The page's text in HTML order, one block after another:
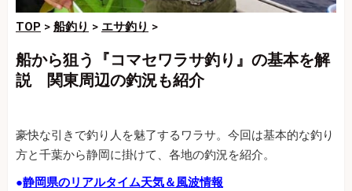
TOP > 船釣り > エサ釣り >
船から狙う『コマセワラサ釣り』の基本を解
説 関東周辺の釣況も紹介
豪快な引きで釣り人を魅了するワラサ。今回は基本的な釣り
方と千葉から静岡に掛けて、各地の釣況を紹介。
●静岡県のリアルタイム天気＆風波情報